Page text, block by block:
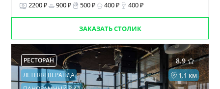
2200 ₽ 900 ₽ 500 ₽ 400 ₽ 400 ₽
ЗАКАЗАТЬ СТОЛИК
8.9
РЕСТОРАН
1.1 км
ЛЕТНЯЯ ВЕРАНДА